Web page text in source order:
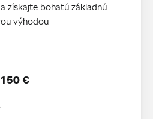
získajte bohatú základnú
výhodou
€